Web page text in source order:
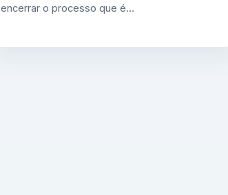
encerrar o processo que é…